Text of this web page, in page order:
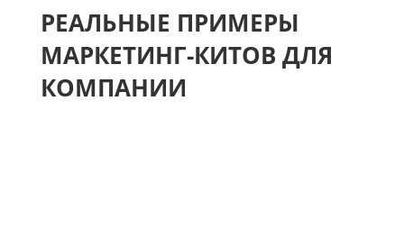
РЕАЛЬНЫЕ ПРИМЕРЫ
МАРКЕТИНГ-КИТОВ ДЛЯ
КОМПАНИИ